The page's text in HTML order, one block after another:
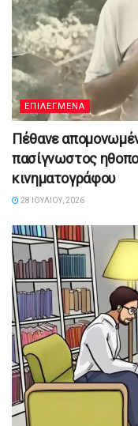
ΕΠΙΛΕΓΜΕΝΑ
Πέθανε
πασίγνωστος
κινηματογράφου
28 ΙΟΥΛΊΟΥ, 2026